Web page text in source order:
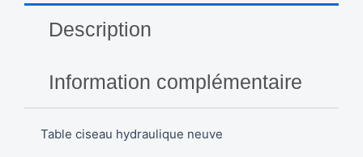
Description
Information complémentaire
Table ciseau hydraulique neuve